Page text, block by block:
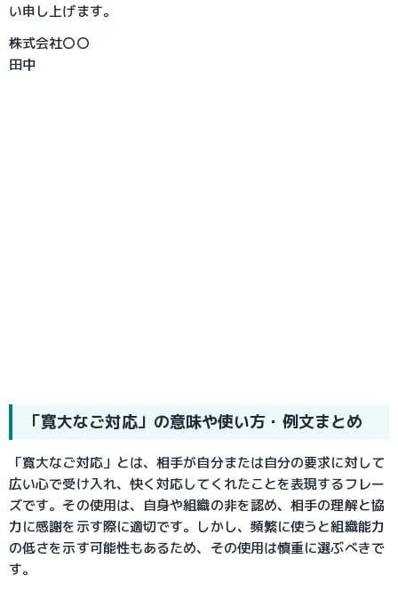
い申し上げます。
株式会社〇〇
田中
「寛大なご対応」の意味や使い方・例文まとめ
「寛大なご対応」とは、相手が自分または自分の要求に対して
広い心で受け入れ、快く対応してくれたことを表現するフレー
ズです。その使用は、自身や組織の非を認め、相手の理解と協
力に感謝を示す際に適切です。しかし、頻繁に使うと組織能力
の低さを示す可能性もあるため、その使用は慎重に選ぶべきで
す。